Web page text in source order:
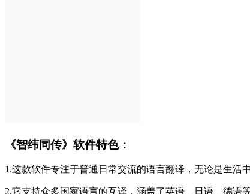
《智纬同传》软件特色：
1.这款软件专注于普通日常交流的语言翻译，无论是生活中
2.它支持众多国家语言的互译，涵盖了英语、日语、德语